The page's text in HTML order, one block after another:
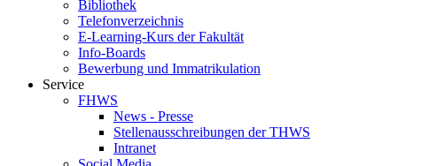
Bibliothek
Telefonverzeichnis
E-Learning-Kurs der Fakultät
Info-Boards
Bewerbung und Immatrikulation
Service
FHWS
News - Presse
Stellenausschreibungen der THWS
Intranet